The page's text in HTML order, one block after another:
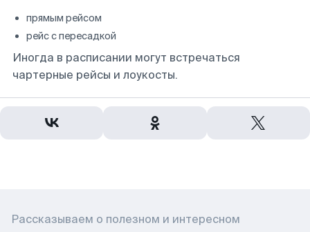
прямым рейсом
рейс с пересадкой
Иногда в расписании могут встречаться
чартерные рейсы и лоукосты.
Рассказываем о полезном и интересном